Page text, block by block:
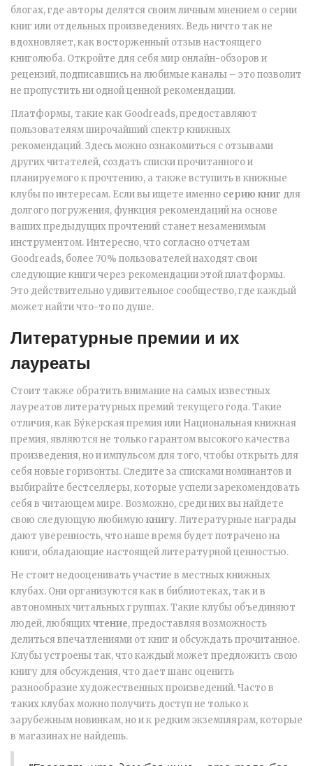
блогах, где авторы делятся своим личным мнением о серии
книг или отдельных произведениях. Ведь ничто так не
вдохновляет, как восторженный отзыв настоящего
книголюба. Откройте для себя мир онлайн-обзоров и
рецензий, подписавшись на любимые каналы – это позволит
не пропустить ни одной ценной рекомендации.
Платформы, такие как Goodreads, предоставляют
пользователям широчайший спектр книжных
рекомендаций. Здесь можно ознакомиться с отзывами
других читателей, создать списки прочитанного и
планируемого к прочтению, а также вступить в книжные
клубы по интересам. Если вы ищете именно серию книг для
долгого погружения, функция рекомендаций на основе
ваших предыдущих прочтений станет незаменимым
инструментом. Интересно, что согласно отчетам
Goodreads, более 70% пользователей находят свои
следующие книги через рекомендации этой платформы.
Это действительно удивительное сообщество, где каждый
может найти что-то по душе.
Литературные премии и их
лауреаты
Стоит также обратить внимание на самых известных
лауреатов литературных премий текущего года. Такие
отличия, как Бу́керская премия или Национальная книжная
премия, являются не только гарантом высокого качества
произведения, но и импульсом для того, чтобы открыть для
себя новые горизонты. Следите за списками номинантов и
выбирайте бестселлеры, которые успели зарекомендовать
себя в читающем мире. Возможно, среди них вы найдете
свою следующую любимую книгу. Литературные награды
дают уверенность, что наше время будет потрачено на
книги, обладающие настоящей литературной ценностью.
Не стоит недооценивать участие в местных книжных
клубах. Они организуются как в библиотеках, так и в
автономных читальных группах. Такие клубы объединяют
людей, любящихчтение, предоставляя возможность
делиться впечатлениями от книг и обсуждать прочитанное.
Клубы устроены так, что каждый может предложить свою
книгу для обсуждения, что дает шанс оценить
разнообразие художественных произведений. Часто в
таких клубах можно получить доступ не только к
зарубежным новинкам, но и к редким экземплярам, которые
в магазинах не найдешь.